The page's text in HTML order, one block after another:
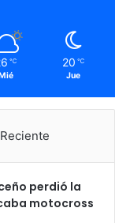
℃ 20 ℃
Jue
Reciente
perdió la
motocross